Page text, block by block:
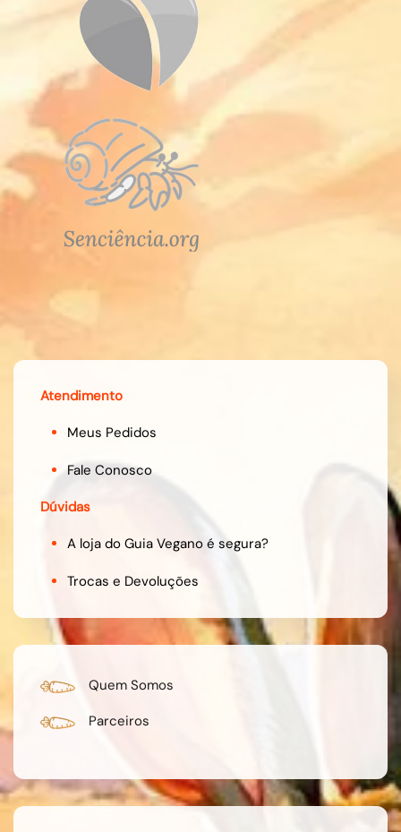
Atendimento
Meus Pedidos
Fale Conosco
Dúvidas
A loja do Guia Vegano é segura?
Trocas e Devoluções
Quem Somos
Parceiros